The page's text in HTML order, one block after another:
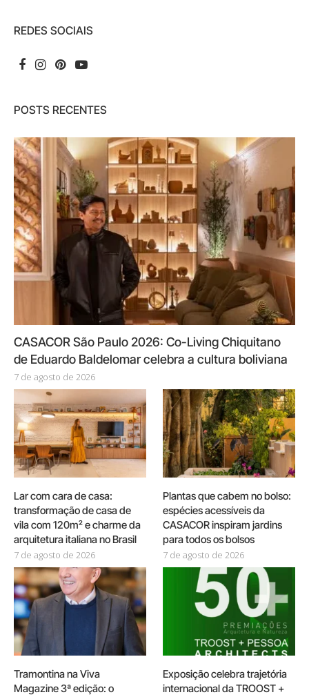
REDES SOCIAIS
POSTS RECENTES
CASACOR São Paulo 2026: Co-Living Chiquitano
de Eduardo Baldelomar celebra a cultura boliviana
7 de agosto de 2026
Lar com cara de casa:
transformação de casa de
vila com 120m² e charme da
arquitetura italiana no Brasil
7 de agosto de 2026
Plantas que cabem no bolso:
espécies acessíveis da
CASACOR inspiram jardins
para todos os bolsos
7 de agosto de 2026
Tramontina na Viva
Magazine 3ª edição: o
Exposição celebra trajetória
internacional da TROOST +